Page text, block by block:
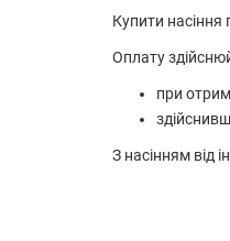
Купити насіння
Оплату
при
З насінням від